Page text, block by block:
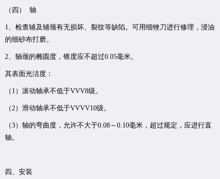
（四） 轴
1、检查辅及辅颈有无损坏、裂纹等缺陷。可用细锉刀进行修理，浸油
的细砂布打磨。
2、轴颈的椭圆度，锥度应不超过0.05毫米。
其表面光洁度：
（1）滚动轴承不低于VVV8级。
（2）滑动轴承不低于VVVV10级。
（3）轴的弯曲度，允许不大于0.08～0.10毫米，超过规定，应进行直
轴。
四、安装